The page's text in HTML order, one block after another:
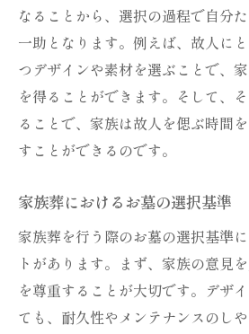
なることから、選択の過程で自分
一助となります。例えば、故人に
つデザインや素材を選ぶことで、
を得ることができます。そして、
ることで、家族は故人を偲ぶ時間
すことができるのです。
家族葬におけるお墓の選択基準
家族葬を行う際のお墓の選択基準
トがあります。まず、家族の意見
を尊重することが大切です。デザ
ても、耐久性やメンテナンスのし